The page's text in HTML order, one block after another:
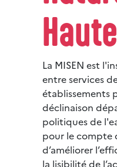
La MISEN est
entre services
établissements
déclinaison
politiques de
pour le compte
d’améliorer
la lisibilité de